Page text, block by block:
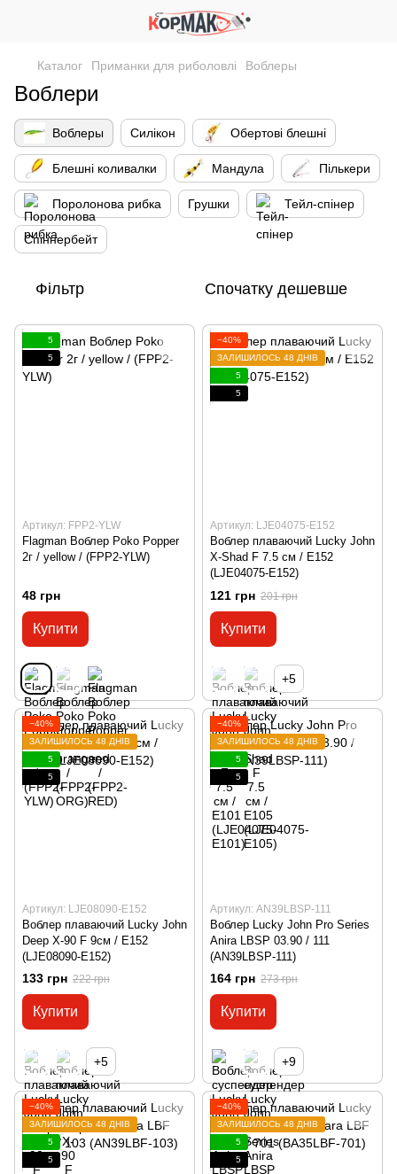
Каталог Приманки для риболовлі Воблеры
Воблери
Воблеры Силікон Обертові блешні
Блешні коливалки Мандула Пількери
Поролонова рибка Грушки Тейл-спінер
Спіннербейт
Фільтр Спочатку дешевше
5
5
Артикул: FPP2-YLW
Flagman Воблер Poko Popper
2г / yellow / (FPP2-YLW)
48 грн
Купити
−40%
ЗАЛИШИЛОСЬ 48 ДНІВ
5
5
Артикул: LJE04075-E152
Воблер плаваючий Lucky John
X-Shad F 7.5 см / E152
(LJE04075-E152)
121 грн 201 грн
Купити
+5
−40%
ЗАЛИШИЛОСЬ 48 ДНІВ
5
5
Артикул: LJE08090-E152
Воблер плаваючий Lucky John
Deep X-90 F 9см / E152
(LJE08090-E152)
133 грн 222 грн
Купити
+5
−40%
ЗАЛИШИЛОСЬ 48 ДНІВ
5
5
Артикул: AN39LBSP-111
Воблер Lucky John Pro Series
Anira LBSP 03.90 / 111
(AN39LBSP-111)
164 грн 273 грн
Купити
+9
−40%
ЗАЛИШИЛОСЬ 48 ДНІВ
5
5
−40%
ЗАЛИШИЛОСЬ 48 ДНІВ
5
5